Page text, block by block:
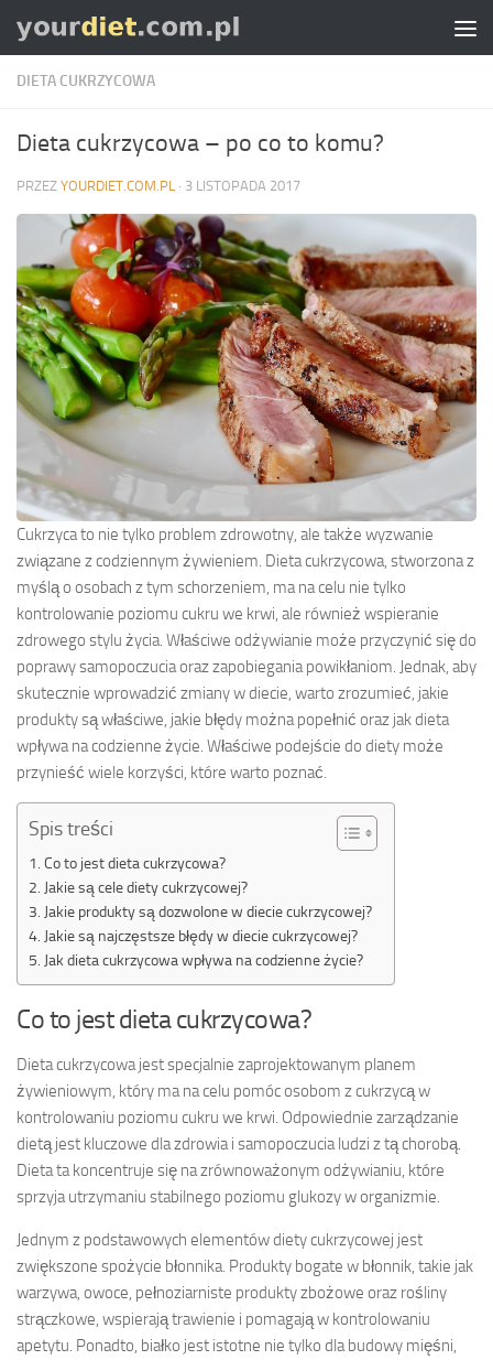
Skip to content
DIETA CUKRZYCOWA
Dieta cukrzycowa – po co to komu?
PRZEZ YOURDIET.COM.PL · 3 LISTOPADA 2017
Cukrzyca to nie tylko problem zdrowotny, ale także wyzwanie
związane z codziennym żywieniem. Dieta cukrzycowa, stworzona z
myślą o osobach z tym schorzeniem, ma na celu nie tylko
kontrolowanie poziomu cukru we krwi, ale również wspieranie
zdrowego stylu życia. Właściwe odżywianie może przyczynić się do
poprawy samopoczucia oraz zapobiegania powikłaniom. Jednak, aby
skutecznie wprowadzić zmiany w diecie, warto zrozumieć, jakie
produkty są właściwe, jakie błędy można popełnić oraz jak dieta
wpływa na codzienne życie. Właściwe podejście do diety może
przynieść wiele korzyści, które warto poznać.
Spis treści
Co to jest dieta cukrzycowa?
Jakie są cele diety cukrzycowej?
Jakie produkty są dozwolone w diecie cukrzycowej?
Jakie są najczęstsze błędy w diecie cukrzycowej?
Jak dieta cukrzycowa wpływa na codzienne życie?
Co to jest dieta cukrzycowa?
Dieta cukrzycowa jest specjalnie zaprojektowanym planem
żywieniowym, który ma na celu pomóc osobom z cukrzycą w
kontrolowaniu poziomu cukru we krwi. Odpowiednie zarządzanie
dietą jest kluczowe dla zdrowia i samopoczucia ludzi z tą chorobą.
Dieta ta koncentruje się na zrównoważonym odżywianiu, które
sprzyja utrzymaniu stabilnego poziomu glukozy w organizmie.
Jednym z podstawowych elementów diety cukrzycowej jest
zwiększone spożycie błonnika. Produkty bogate w błonnik, takie jak
warzywa, owoce, pełnoziarniste produkty zbożowe oraz rośliny
strączkowe, wspierają trawienie i pomagają w kontrolowaniu
apetytu. Ponadto, białko jest istotne nie tylko dla budowy mięśni,